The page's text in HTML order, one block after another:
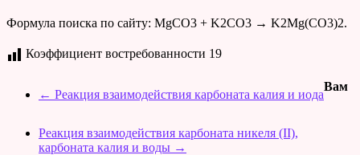
Формула поиска по сайту: MgCO3 + K2CO3 → K2Mg(CO3)2.
Коэффициент востребованности 19
← Реакция взаимодействия карбоната калия и иода
Реакция взаимодействия карбоната никеля (II),
карбоната калия и воды →
Вам